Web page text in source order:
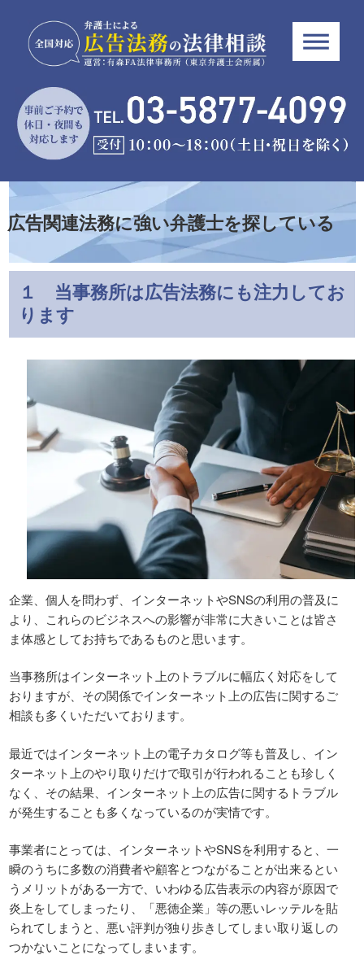
広告関連法務に強い弁護士を探している
１ 当事務所は広告法務にも注力してお
ります
企業、個人を問わず、インターネットやSNSの利用の普及に
より、これらのビジネスへの影響が非常に大きいことは皆さ
ま体感としてお持ちであるものと思います。
当事務所はインターネット上のトラブルに幅広く対応をして
おりますが、その関係でインターネット上の広告に関するご
相談も多くいただいております。
最近ではインターネット上の電子カタログ等も普及し、イン
ターネット上のやり取りだけで取引が行われることも珍しく
なく、その結果、インターネット上の広告に関するトラブル
が発生することも多くなっているのが実情です。
事業者にとっては、インターネットやSNSを利用すると、一
瞬のうちに多数の消費者や顧客とつながることが出来るとい
うメリットがある一方で、いわゆる広告表示の内容が原因で
炎上をしてしまったり、「悪徳企業」等の悪いレッテルを貼
られてしまうと、悪い評判が独り歩きしてしまい取り返しの
つかないことになってしまいます。